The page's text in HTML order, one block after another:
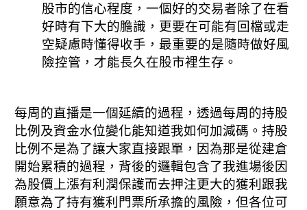
股市的信心程度，一個好的交易者除了在看
好時有下大的膽識，更要在可能有回檔或走
空疑慮時懂得收手，最重要的是隨時做好風
險控管，才能長久在股市裡生存。
每周的直播是一個延續的過程，透過每周的持股
比例及資金水位變化能知道我如何加減碼。持股
比例不是為了讓大家直接跟單，因為那是從建倉
開始累積的過程，背後的邏輯包含了我進場後因
為股價上漲有利潤保護而去押注更大的獲利跟我
願意為了持有獲利門票所承擔的風險，但各位可